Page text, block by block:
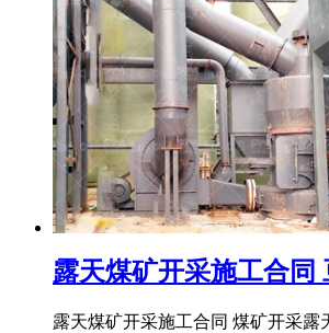
露天煤矿开采施工合同
露天煤矿开采施工合同 煤矿开采露